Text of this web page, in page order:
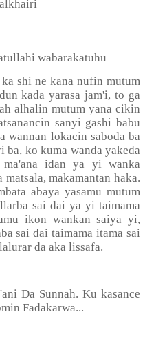
wabarakatuhu
shi ne kana nufin mutum
kada yarasa jam'i, to ga
alhalin mutum yana cikin
sanyi gashi babu
wannan lokacin saboda ba
ba, ko kuma wanda yakeda
idan ya yi wanka
makamantan haka.
abaya yasamu mutum
sai dai ya yi taimama
ikon wankan saiya yi,
sai dai taimama itama sai
da aka lissafa.
Da Sunnah. Ku kasance
Fadakarwa...